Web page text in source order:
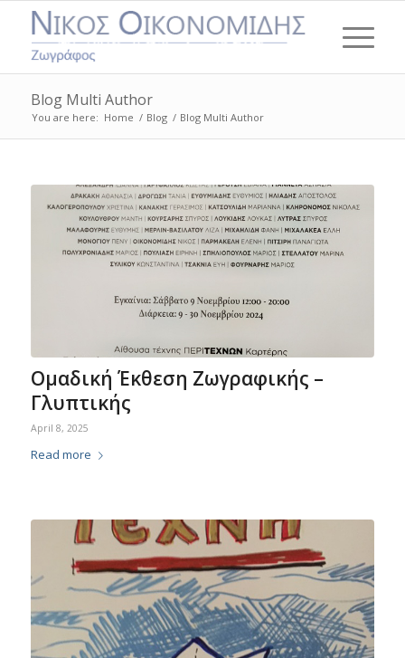
Blog Multi Author
You are here: Home / Blog / Blog Multi Author
Ομαδική Έκθεση Ζωγραφικής –
Γλυπτικής
April 8, 2025
Read more